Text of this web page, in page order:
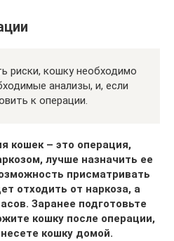
риски, кошку необходимо
анализы, и, если
к операции.
кошек – это операция,
лучше назначить ее
присматривать
отходить от наркоза, а
Заранее подготовьте
кошку после операции,
кошку домой.